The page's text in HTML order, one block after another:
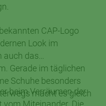
CAP-Logo
Look im
auch das
Gerade im täglichen
Schuhe besonders
macht es gleich
beim Verräumen der
vom Miteinander. Die